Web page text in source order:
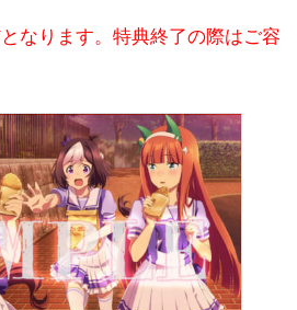
なります。特典終了の際はご容